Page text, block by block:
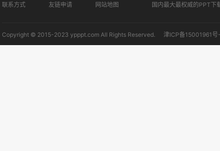
联系方式 友链申请 网站地图
国内最大最权威的PPT下
Copyright © 2015-2023 ypppt.com All Rights Reserved. 津ICP备15001961号